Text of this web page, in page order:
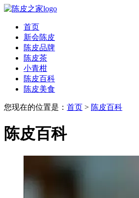
首页
新会陈皮
陈皮品牌
陈皮茶
小青柑
陈皮百科
陈皮美食
您现在的位置是： 首页 > 陈皮百科
陈皮百科